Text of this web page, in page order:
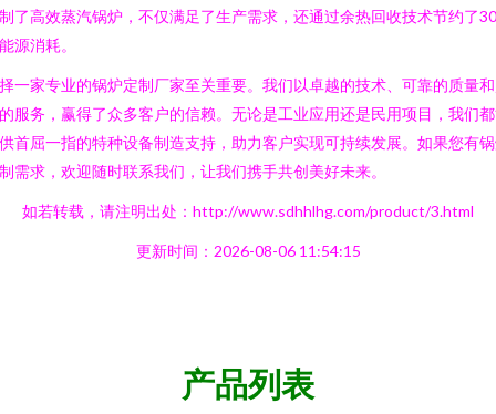
了高效蒸汽锅炉，不仅满足了生产需求，还通过余热回收技术节约了
源消耗。
一家专业的锅炉定制厂家至关重要。我们以卓越的技术、可靠的质量
服务，赢得了众多客户的信赖。无论是工业应用还是民用项目，我们
首屈一指的特种设备制造支持，助力客户实现可持续发展。如果您有
需求，欢迎随时联系我们，让我们携手共创美好未来。
如若转载，请注明出处：http://www.sdhhlhg.com/product/3.html
更新时间：2026-08-06 11:54:15
产品列表